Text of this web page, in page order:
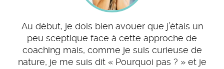
Au début, je dois bien avouer que j’étais un
peu sceptique face à cette approche de
coaching mais, comme je suis curieuse de
nature, je me suis dit « Pourquoi pas ? » et je